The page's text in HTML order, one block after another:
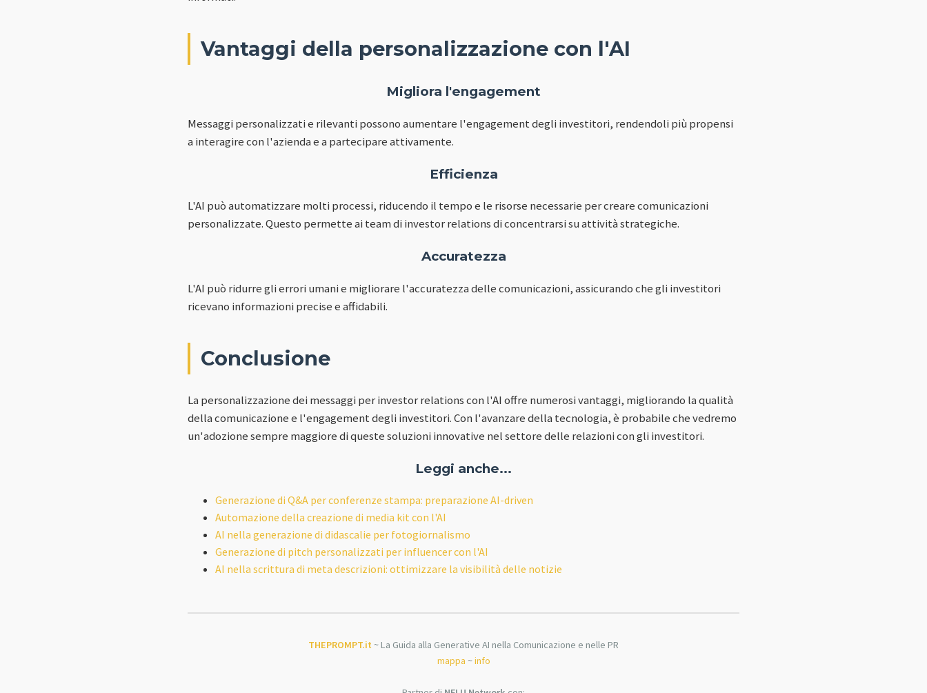
Vantaggi della personalizzazione con l'AI
Migliora l'engagement
Messaggi personalizzati e rilevanti possono aumentare l'engagement degli investitori, rendendoli più propensi
a interagire con l'azienda e a partecipare attivamente.
Efficienza
L'AI può automatizzare molti processi, riducendo il tempo e le risorse necessarie per creare comunicazioni
personalizzate. Questo permette ai team di investor relations di concentrarsi su attività strategiche.
Accuratezza
L'AI può ridurre gli errori umani e migliorare l'accuratezza delle comunicazioni, assicurando che gli investitori
ricevano informazioni precise e affidabili.
Conclusione
La personalizzazione dei messaggi per investor relations con l'AI offre numerosi vantaggi, migliorando la qualità
della comunicazione e l'engagement degli investitori. Con l'avanzare della tecnologia, è probabile che vedremo
un'adozione sempre maggiore di queste soluzioni innovative nel settore delle relazioni con gli investitori.
Leggi anche...
Generazione di Q&A per conferenze stampa: preparazione AI-driven
Automazione della creazione di media kit con l'AI
AI nella generazione di didascalie per fotogiornalismo
Generazione di pitch personalizzati per influencer con l'AI
AI nella scrittura di meta descrizioni: ottimizzare la visibilità delle notizie
THEPROMPT.it ~ La Guida alla Generative AI nella Comunicazione e nelle PR
mappa ~info